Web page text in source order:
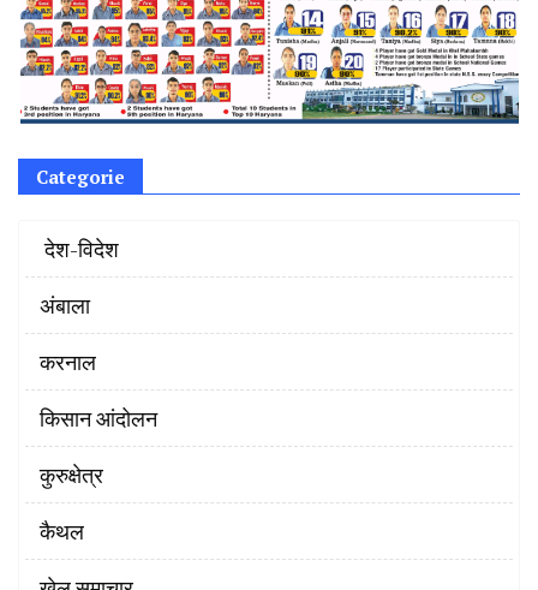
Categorie
‌ देश-विदेश
अंबाला
करनाल
किसान आंदोलन
कुरुक्षेत्र
कैथल